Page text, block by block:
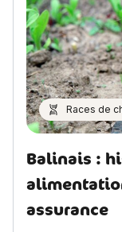
Races de
Balinais :
assurance